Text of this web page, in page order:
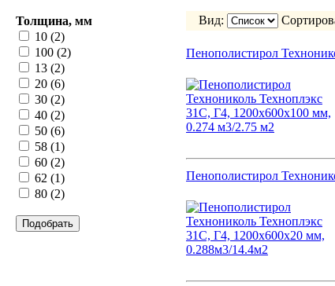
Толщина, мм
10 (2)
100 (2)
13 (2)
20 (6)
30 (2)
40 (2)
50 (6)
58 (1)
60 (2)
62 (1)
80 (2)
Подобрать
Вид:
Пенополистирол
Пенополистирол